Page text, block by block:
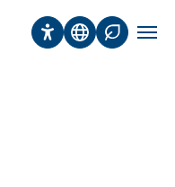
Accessibilité
Traduction
Affichage